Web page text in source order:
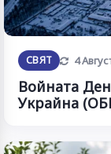
СВЯТ 4
Войната
Украйна